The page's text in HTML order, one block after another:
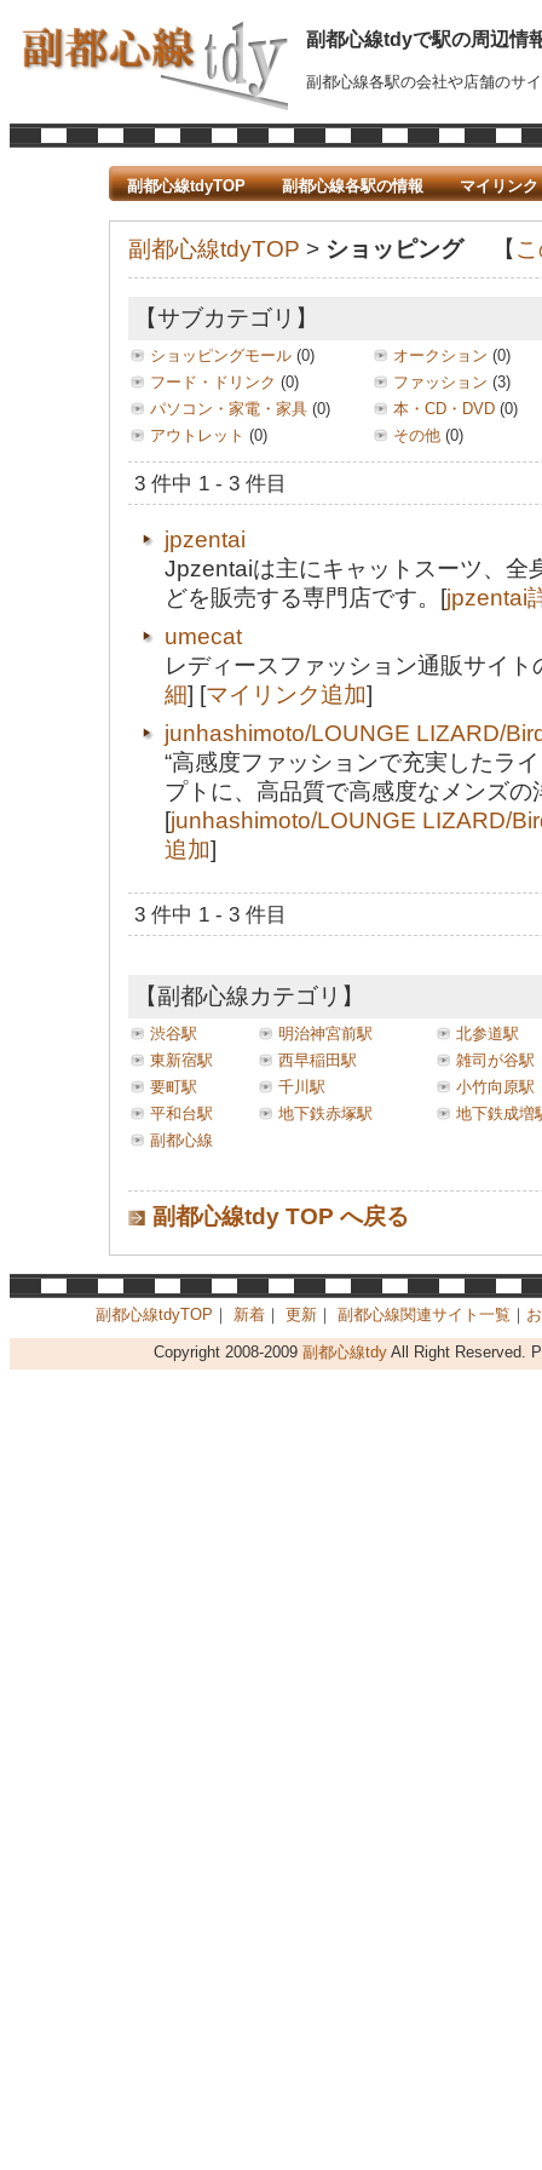
副都心線tdyで駅の周辺情
副都心線各駅の会社や店舗のサ
副都心線tdyTOP 副都心線各駅の情報 マイリンク
副都心線tdyTOP > ショッピング【
【サブカテゴリ】
ショッピングモール (0) オークション (0)
フード・ドリンク (0) ファッション (3)
パソコン・家電・家具 (0) 本・CD・DVD (0)
アウトレット (0) その他 (0)
3 件中 1 - 3 件目
jpzentai
Jpzentaiは主にキャットスーツ、全
どを販売する専門店です。[jpzentai
umecat
レディースファッション通販サイト
細] [マイリンク追加]
junhashimoto/LOUNGE LIZARD/
“高感度ファッションで充実したラ
プトに、高品質で高感度なメンズ
[junhashimoto/LOUNGE LIZARD/
追加]
3 件中 1 - 3 件目
【副都心線カテゴリ】
渋谷駅 明治神宮前駅
北参道駅
東新宿駅
西早稲田駅
雑司が谷駅
要町駅
千川駅
小竹向原駅
平和台駅
地下鉄赤塚駅
地下鉄成増
副都心線
副都心線tdy TOP へ戻る
副都心線tdyTOP ｜ 新着｜ 更新｜ 副都心線関連サイト一覧 ｜
Copyright 2008-2009 副都心線tdyAll Right Reserved.